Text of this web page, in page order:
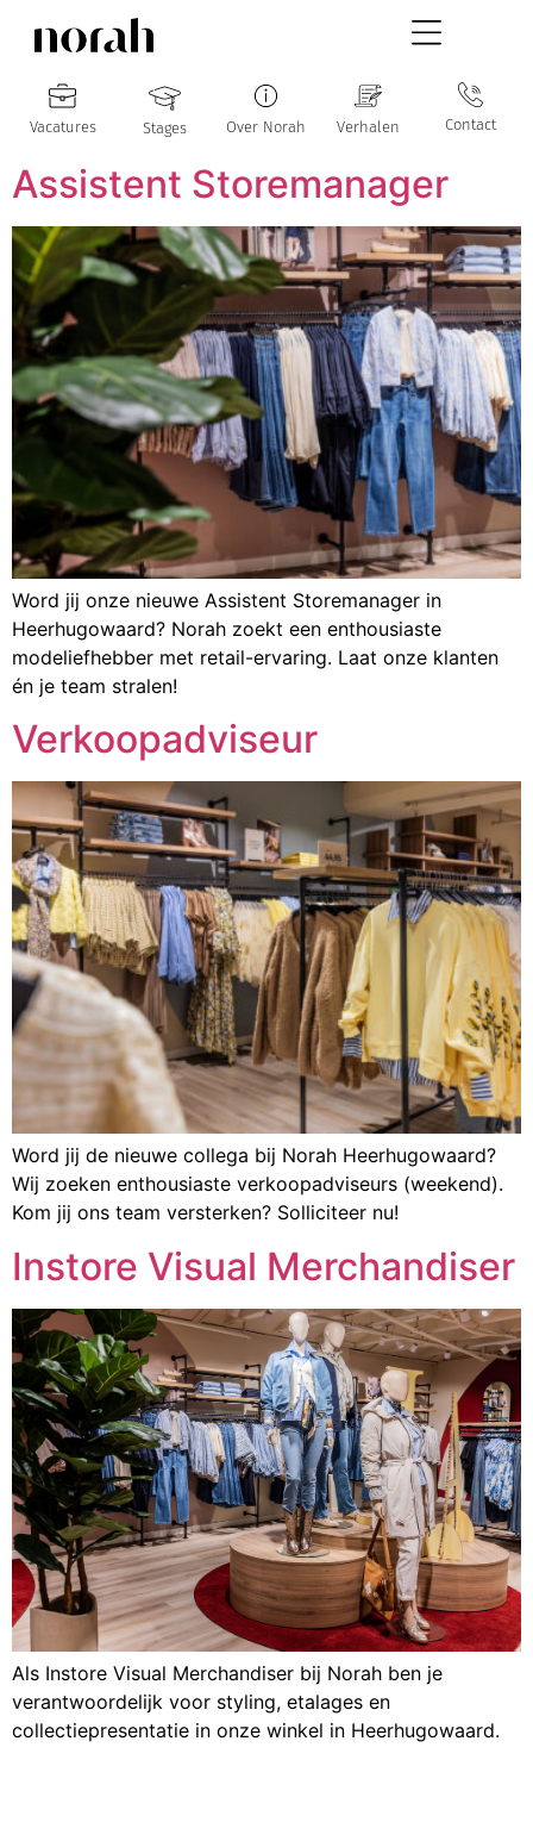
Vacatures Stages Over Norah Verhalen Contact
Assistent Storemanager
Word jij onze nieuwe Assistent Storemanager in
Heerhugowaard? Norah zoekt een enthousiaste
modeliefhebber met retail-ervaring. Laat onze klanten
én je team stralen!
Verkoopadviseur
Word jij de nieuwe collega bij Norah Heerhugowaard?
Wij zoeken enthousiaste verkoopadviseurs (weekend).
Kom jij ons team versterken? Solliciteer nu!
Instore Visual Merchandiser
Als Instore Visual Merchandiser bij Norah ben je
verantwoordelijk voor styling, etalages en
collectiepresentatie in onze winkel in Heerhugowaard.